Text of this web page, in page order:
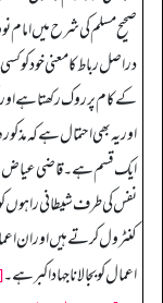
صحیح مسلم کی شرح میں
دراصل رباط کا معنی خود کو
کے کام پر روک رکھتا ہے
اور یہ بھی احتمال ہے کہ
ایک قسم ہے۔ قاضی عیاض
نفس کی طرف شیطانی راہوں
کنٹرول کرتے ہیں اور ان
اعمال کو بجا لانا جہاد اکبر ہے۔